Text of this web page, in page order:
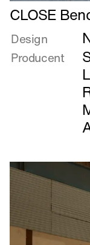
Læs
mere
om
CLOSE
Bench
CLOSE
Design
Producent